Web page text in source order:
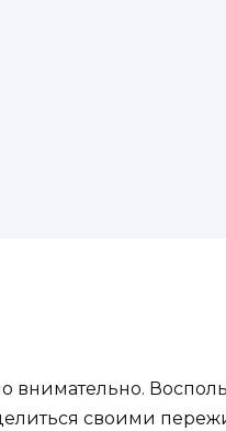
внимательно.
своими